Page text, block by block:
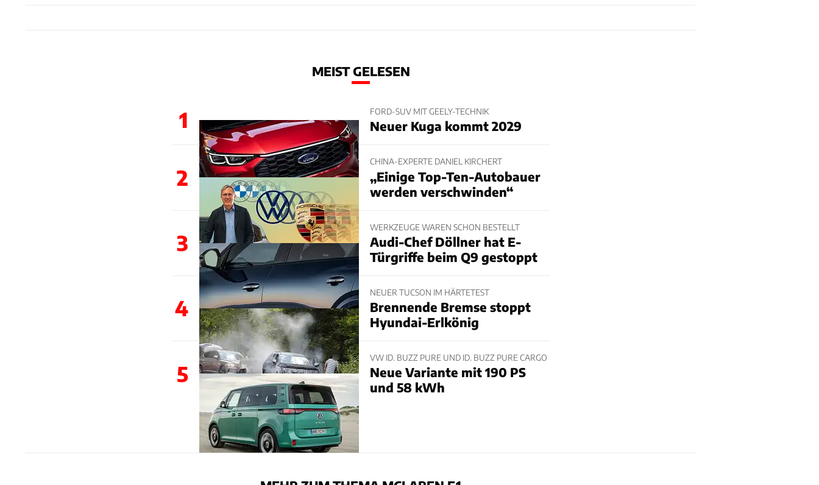
MEIST GELESEN
1 FORD-SUV MIT GEELY-TECHNIK
Neuer Kuga kommt 2029
2
CHINA-EXPERTE DANIEL KIRCHERT
„Einige Top-Ten-Autobauer
werden verschwinden“
3
WERKZEUGE WAREN SCHON BESTELLT
Audi-Chef Döllner hat E-
Türgriffe beim Q9 gestoppt
4
NEUER TUCSON IM HÄRTETEST
Brennende Bremse stoppt
Hyundai-Erlkönig
5
VW ID. BUZZ PURE UND ID. BUZZ PURE CARGO
Neue Variante mit 190 PS
und 58 kWh